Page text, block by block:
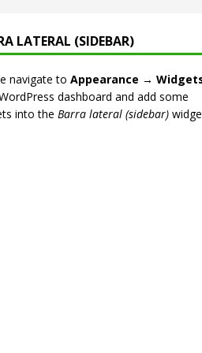
LATERAL (SIDEBAR)
navigate to Appearance →
dashboard and add some
into the Barra lateral (sidebar)